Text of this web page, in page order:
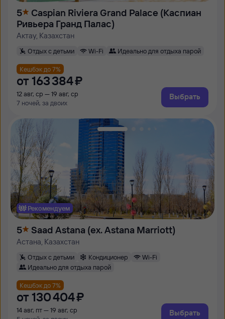
5
Caspian Riviera Grand Palace (Каспиан
Ривьера Гранд Палас)
Актау, Казахстан
Отдых с детьми Wi-Fi Идеально для отдыха парой
Кешбэк до 7%
от 163 ⁠384 ⁠₽
12 авг, ср — 19 авг, ср
7 ночей, за двоих
Выбрать
Рекомендуем
5 Saad Astana (ex. Astana Marriott)
Астана, Казахстан
Отдых с детьми Кондиционер
Wi-Fi
Идеально для отдыха парой
Кешбэк до 7%
от 130 ⁠404 ⁠₽
14 авг, пт — 19 авг, ср
Выбрать